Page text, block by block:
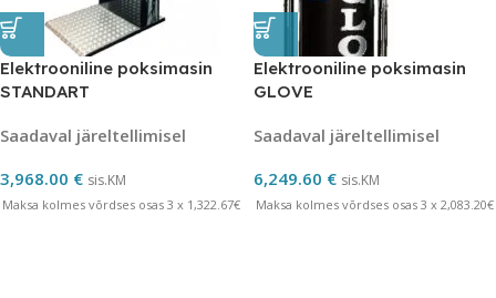
Elektrooniline poksimasin
STANDART
Saadaval järeltellimisel
3,968.00 € sis.KM
Maksa kolmes võrdses osas 3 x 1,322.67€
Elektrooniline poksimasin
GLOVE
Saadaval järeltellimisel
6,249.60 € sis.KM
Maksa kolmes võrdses osas 3 x 2,083.20€